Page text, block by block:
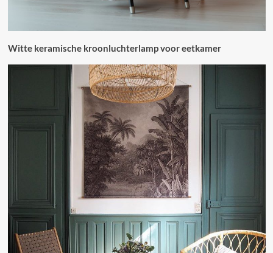
Witte keramische kroonluchterlamp voor eetkamer